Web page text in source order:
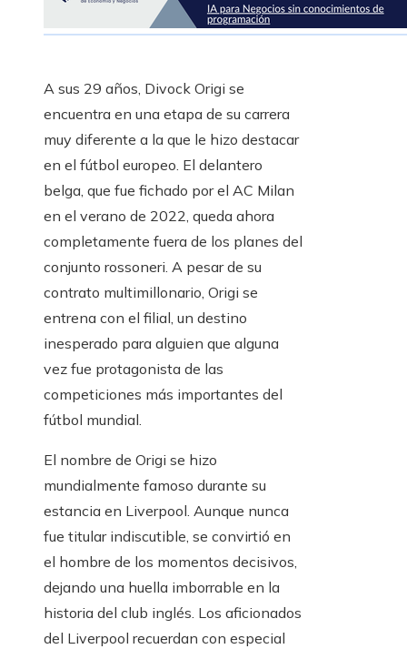
A sus 29 años, Divock Origi se
encuentra en una etapa de su carrera
muy diferente a la que le hizo destacar
en el fútbol europeo. El delantero
belga, que fue fichado por el AC Milan
en el verano de 2022, queda ahora
completamente fuera de los planes del
conjunto rossoneri. A pesar de su
contrato multimillonario, Origi se
entrena con el filial, un destino
inesperado para alguien que alguna
vez fue protagonista de las
competiciones más importantes del
fútbol mundial.
El nombre de Origi se hizo
mundialmente famoso durante su
estancia en Liverpool. Aunque nunca
fue titular indiscutible, se convirtió en
el hombre de los momentos decisivos,
dejando una huella imborrable en la
historia del club inglés. Los aficionados
del Liverpool recuerdan con especial